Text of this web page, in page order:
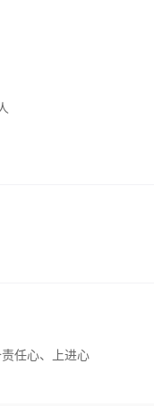
任心、上进心